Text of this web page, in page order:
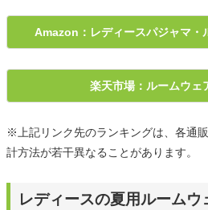
Amazon：レディースパジャマ・
楽天市場：ルームウェ
※上記リンク先のランキングは、各通
計方法が若干異なることがあります。
レディースの夏用ルームウ